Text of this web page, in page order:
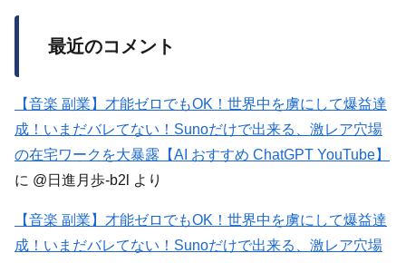
最近のコメント
【音楽 副業】才能ゼロでもOK！世界中を虜にして爆益達
成！いまだバレてない！Sunoだけで出来る、激レア穴場
の在宅ワークを大暴露【AI おすすめ ChatGPT YouTube】
に @日進月歩-b2l より
【音楽 副業】才能ゼロでもOK！世界中を虜にして爆益達
成！いまだバレてない！Sunoだけで出来る、激レア穴場